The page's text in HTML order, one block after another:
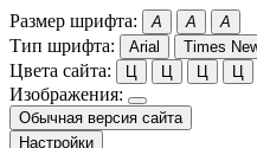
Размер шрифта: A A A
Тип шрифта: Arial Times
Цвета сайта: Ц Ц Ц Ц
Изображения:
Обычная версия сайта
Настройки